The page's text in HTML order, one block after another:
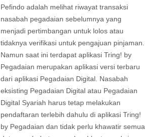
Pefindo adalah melihat riwayat transaksi
nasabah pegadaian sebelumnya yang
menjadi pertimbangan untuk lolos atau
tidaknya verifikasi untuk pengajuan pinjaman.
Namun saat ini terdapat aplikasi Tring! by
Pegadaian merupakan aplikasi versi terbaru
dari aplikasi Pegadaian Digital. Nasabah
eksisting Pegadaian Digital atau Pegadaian
Digital Syariah harus tetap melakukan
pendaftaran terlebih dahulu di aplikasi Tring!
by Pegadaian dan tidak perlu khawatir semua